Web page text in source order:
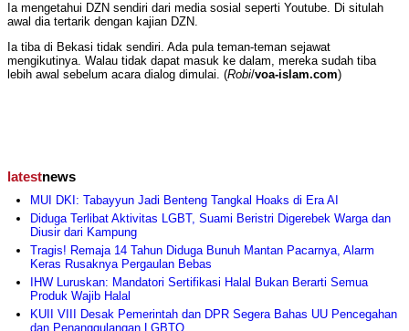
Ia mengetahui DZN sendiri dari media sosial seperti Youtube. Di situlah
awal dia tertarik dengan kajian DZN.
Ia tiba di Bekasi tidak sendiri. Ada pula teman-teman sejawat
mengikutinya. Walau tidak dapat masuk ke dalam, mereka sudah tiba
lebih awal sebelum acara dialog dimulai. (Robi/voa-islam.com)
latestnews
MUI DKI: Tabayyun Jadi Benteng Tangkal Hoaks di Era AI
Diduga Terlibat Aktivitas LGBT, Suami Beristri Digerebek Warga dan
Diusir dari Kampung
Tragis! Remaja 14 Tahun Diduga Bunuh Mantan Pacarnya, Alarm
Keras Rusaknya Pergaulan Bebas
IHW Luruskan: Mandatori Sertifikasi Halal Bukan Berarti Semua
Produk Wajib Halal
KUII VIII Desak Pemerintah dan DPR Segera Bahas UU Pencegahan
dan Penanggulangan LGBTQ